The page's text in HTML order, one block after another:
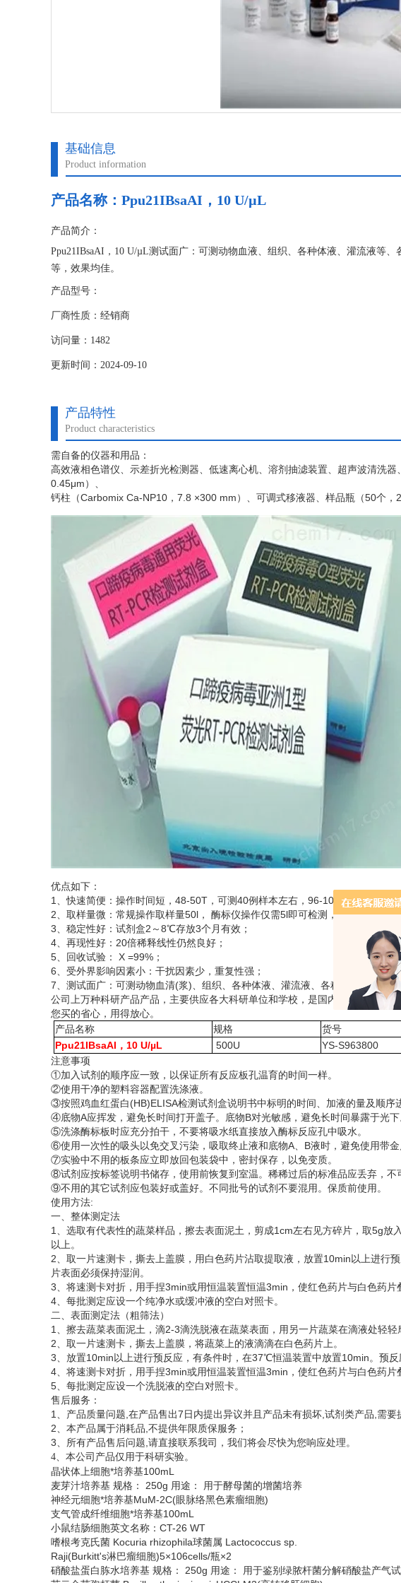
基础信息
Product information
产品名称： Ppu21IBsaAI，10 U/µL
产品简介：
Ppu21IBsaAI，10 U/µL测试面广：可测动物血液、组织、各种体液、灌流液等
等，效果均佳。
产品型号：
厂商性质：经销商
访问量：1482
更新时间：2024-09-10
产品特性
Product characteristics
需自备的仪器和用品：
高效液相色谱仪、示差折光检测器、低速离心机、溶剂抽滤装置、超声波清洗器
0.45μm）、
钙柱（Carbomix Ca-NP10，7.8 ×300 mm）、可调式移液器、样品瓶（50个，
优点如下：
1、快速简便：操作时间短，48-50T，可测40例样本左右，96-100T,可测80例样
2、取样量微：常规操作取样量50l， 酶标仪操作仅需5l即可检测，部分试剂盒取
3、稳定性好：试剂盒2～8℃存放3个月有效；
4、再现性好：20倍稀释线性仍然良好；
5、回收试验： X =99%；
6、受外界影响因素小：干扰因素少，重复性强；
7、测试面广：可测动物血清(浆)、组织、各种体液、灌流液、各种培养细胞以
公司上万种科研产品产品，主要供应各大科研单位和学校，是国内众多科研单
您买的省心，用得放心。
产品名称
规格
货号
Ppu21IBsaAI，10 U/µL
500U
YS-S963800
注意事项
①加入试剂的顺序应一致，以保证所有反应板孔温育的时间一样。
②使用干净的塑料容器配置洗涤液。
③按照鸡血红蛋白(HB)ELISA检测试剂盒说明书中标明的时间、加液的量及顺序
④底物A应挥发，避免长时间打开盖子。底物B对光敏感，避免长时间暴露于光
⑤洗涤酶标板时应充分拍干，不要将吸水纸直接放入酶标反应孔中吸水。
⑥使用一次性的吸头以免交叉污染，吸取终止液和底物A、B液时，避免使用带金
⑦实验中不用的板条应立即放回包装袋中，密封保存，以免变质。
⑧试剂应按标签说明书储存，使用前恢复到室温。稀稀过后的标准品应丢弃，不
⑨不用的其它试剂应包装好或盖好。不同批号的试剂不要混用。保质前使用。
使用方法:
一、整体测定法
1、选取有代表性的蔬菜样品，擦去表面泥土，剪成1cm左右见方碎片，取5g
以上。
2、取一片速测卡，撕去上盖膜，用白色药片沾取提取液，放置10min以上进
片表面必须保持湿润。
3、将速测卡对折，用手捏3min或用恒温装置恒温3min，使红色药片与白色药片
4、每批测定应设一个纯净水或缓冲液的空白对照卡。
二、表面测定法（粗筛法）
1、擦去蔬菜表面泥土，滴2-3滴洗脱液在蔬菜表面，用另一片蔬菜在滴液处轻轻
2、取一片速测卡，撕去上盖膜，将蔬菜上的液滴滴在白色药片上。
3、放置10min以上进行预反应，有条件时，在37℃恒温装置中放置10min。预反
4、将速测卡对折，用手捏3min或用恒温装置恒温3min，使红色药片与白色药片
5、每批测定应设一个洗脱液的空白对照卡。
售后服务：
1、产品质量问题,在产品售出7日内提出异议并且产品未有损坏,试剂类产品,需
2、本产品属于消耗品,不提供年限质保服务；
3、所有产品售后问题,请直接联系我司，我们将会尽快为您响应处理。
4 本公司产品仅用于科研实验。
晶状体上细胞*培养基100mL
麦芽汁培养基 规格：
250g 用途： 用于酵母菌的增菌培养
神经元细胞*培养基MuM-2C(眼脉络黑色素瘤细胞)
支气管成纤维细胞*培养基100mL
小鼠结肠细胞英文名称： CT-26 WT
嗜根考克氏菌 Kocuria rhizophila球菌属 Lactococcus sp.
Raji(Burkitt's淋巴瘤细胞)5×106cells/瓶×2
硝酸盐蛋白胨水培养基 规格：
250g 用途： 用于鉴别绿脓杆菌分解硝酸盐产气